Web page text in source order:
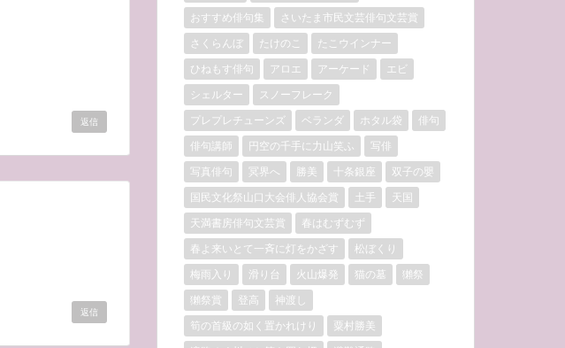
返信
返信
おすすめ俳句集
さいたま市民文芸俳句文芸賞
さくらんぼ
たけのこ
たこウインナー
ひねもす俳句
アロエ アーケード
エビ
シェルター
スノーフレーク
プレプレチューンズ
ベランダ ホタル袋
俳句
俳句講師
円空の千手に力山笑ふ
写俳
写真俳句
冥界へ 勝美 十条銀座
双子の嬰
国民文化祭山口大会俳人協会賞
土手
天国
天満書房俳句文芸賞
春はむずむず
春よ来いとて一斉に灯をかざす
松ぼくり
梅雨入り
滑り台 火山爆発 猫の墓
獺祭
獺祭賞
登高
神渡し
筍の首級の如く置かれけり
粟村勝美